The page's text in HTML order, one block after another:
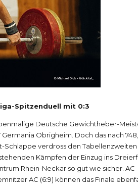
Spitzenduell mit 0:3
Deutsche Gewichtheber-
Obrigheim. Doch das nach
verdross den Tabellenzweiten
Kämpfen der Einzug ins
Rhein-Neckar so gut wie sicher. AC
AC (6:9) können das Finale